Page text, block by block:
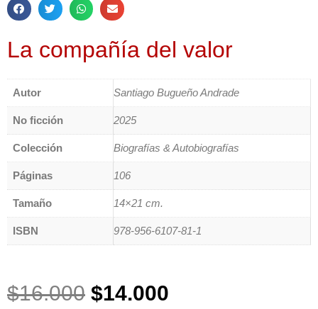
La compañía del valor
Autor Santiago Bugueño Andrade
No ficción 2025
Colección Biografías & Autobiografías
Páginas 106
Tamaño 14×21 cm.
ISBN 978-956-6107-81-1
$16.000 $14.000